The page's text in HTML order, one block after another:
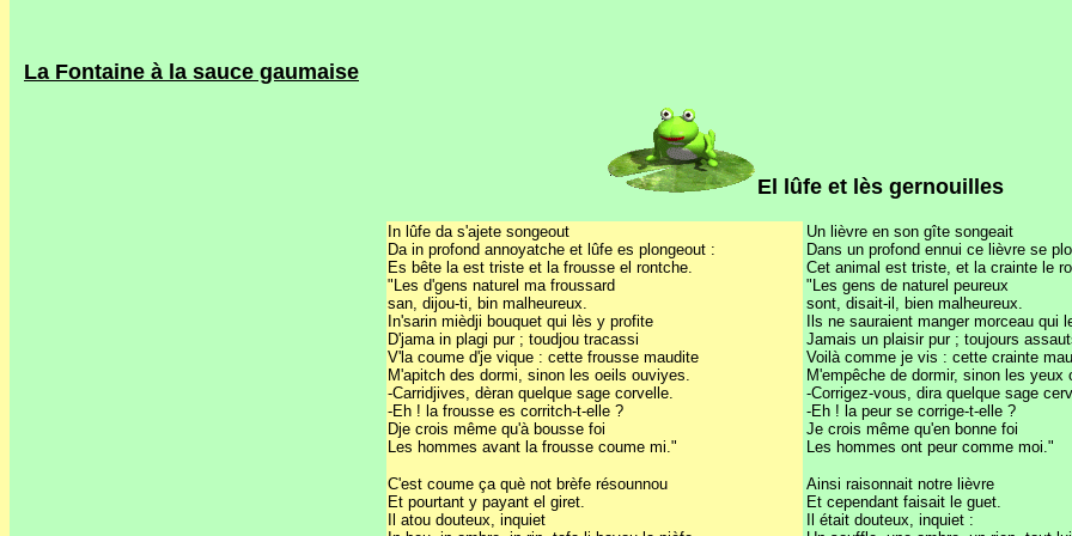
La Fontaine à la sauce gaumaise
El lûfe et lès gernouilles
In lûfe da s'ajete songeout
Da in profond annoyatche et lûfe es plongeout :
Es bête la est triste et la frousse el rontche.
"Les d'gens naturel ma froussard
san, dijou-ti, bin malheureux.
In'sarin mièdji bouquet qui lès y profite
D'jama in plagi pur ; toudjou tracassi
V'la coume d'je vique : cette frousse maudite
M'apitch des dormi, sinon les oeils ouviyes.
-Carridjives, dèran quelque sage corvelle.
-Eh ! la frousse es corritch-t-elle ?
Dje crois même qu'à bousse foi
Les hommes avant la frousse coume mi."
C'est coume ça què not brèfe résounnou
Et pourtant y payant el giret.
Il atou douteux, inquiet
Un lièvre en son gîte songeait
Dans un profond ennui ce lièvre se
Cet animal est triste, et la crainte le
"Les gens de naturel peureux
sont, disait-il, bien malheureux.
Ils ne sauraient manger morceau qui
Jamais un plaisir pur ; toujours
Voilà comme je vis : cette crainte
M'empêche de dormir, sinon les yeux
-Corrigez-vous, dira quelque sage
-Eh ! la peur se corrige-t-elle ?
Je crois même qu'en bonne foi
Les hommes ont peur comme moi."
Ainsi raisonnait notre lièvre
Et cependant faisait le guet.
Il était douteux, inquiet :